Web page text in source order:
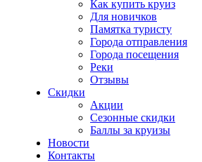
Как купить круиз
Для новичков
Памятка туристу
Города отправления
Города посещения
Реки
Отзывы
Скидки
Акции
Сезонные скидки
Баллы за круизы
Новости
Контакты